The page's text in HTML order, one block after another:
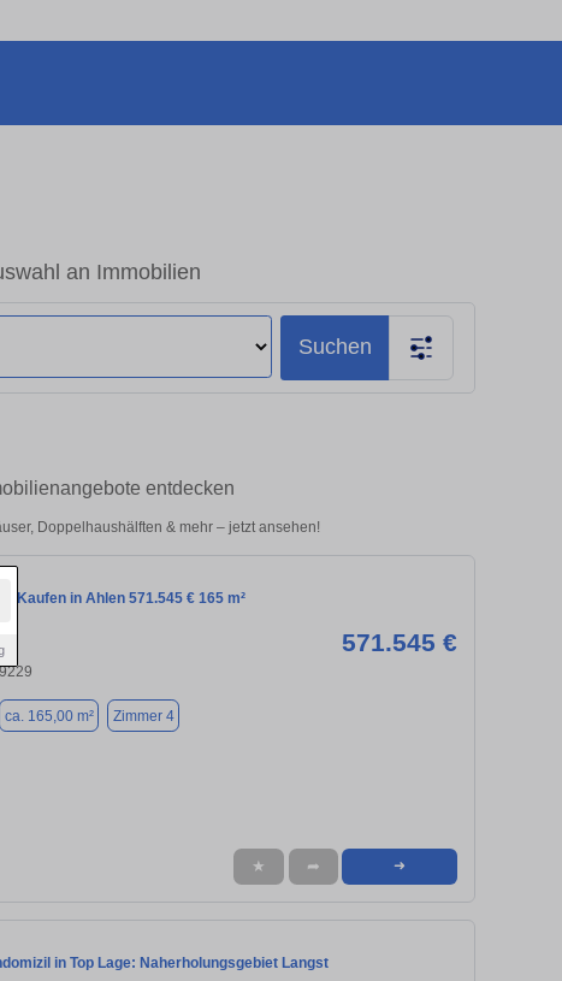
an Immobilien
Suchen
entdecken
Doppelhaushälften & mehr – jetzt ansehen!
Kaufen in Ahlen 571.545 € 165 m²
571.545 €
ca. 165,00 m² Zimmer 4
★ ➦ ➜
in Top Lage: Naherholungsgebiet Langst